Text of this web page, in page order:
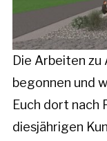
Die Arbeiten zu
begonnen und
Euch dort nach
diesjährigen